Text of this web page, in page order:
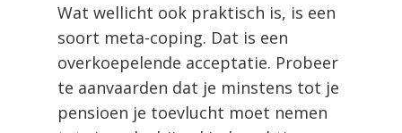
Wat wellicht ook praktisch is, is een
soort meta-coping. Dat is een
overkoepelende acceptatie. Probeer
te aanvaarden dat je minstens tot je
pensioen je toevlucht moet nemen